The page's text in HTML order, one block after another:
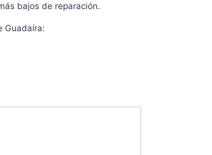
bajos de reparación.
Guadaíra: